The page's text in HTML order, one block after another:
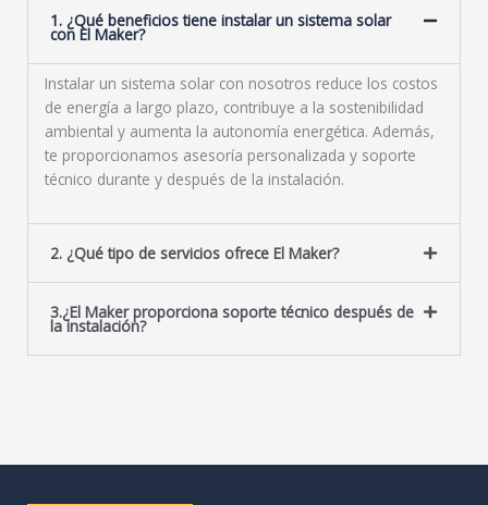
1. ¿Qué beneficios tiene instalar un sistema solar
con El Maker?
Instalar un sistema solar con nosotros reduce los costos
de energía a largo plazo, contribuye a la sostenibilidad
ambiental y aumenta la autonomía energética. Además,
te proporcionamos asesoría personalizada y soporte
técnico durante y después de la instalación.
2. ¿Qué tipo de servicios ofrece El Maker?
3.¿El Maker proporciona soporte técnico después de
la instalación?